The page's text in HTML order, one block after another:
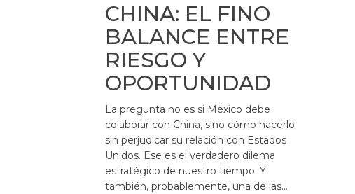
CHINA: EL FINO
BALANCE ENTRE
RIESGO Y
OPORTUNIDAD
La pregunta no es si México debe
colaborar con China, sino cómo hacerlo
sin perjudicar su relación con Estados
Unidos. Ese es el verdadero dilema
estratégico de nuestro tiempo. Y
también, probablemente, una de las…